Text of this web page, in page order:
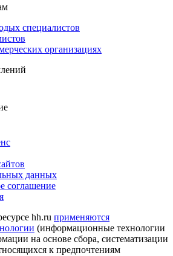
специалистов
организациях
данных
соглашение
hh.ru применяются
(информационные технологии
на основе сбора, систематизации
к предпочтениям